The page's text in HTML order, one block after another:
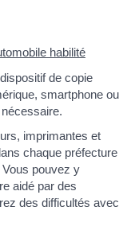
habilité
de copie
smartphone ou
imprimantes et
chaque préfecture
pouvez y
aidé par des
des difficultés avec